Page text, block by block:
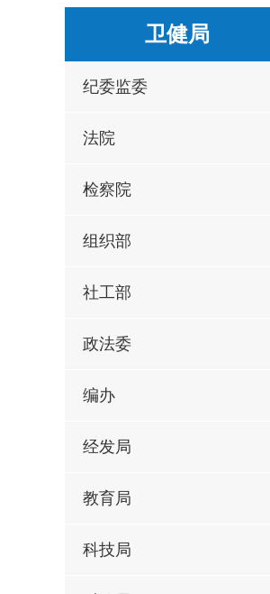
卫健局
纪委监委
法院
检察院
组织部
社工部
政法委
编办
经发局
教育局
科技局